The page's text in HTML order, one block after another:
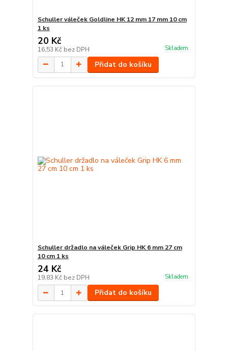
Schuller váleček Goldline HK 12 mm 17 mm 10 cm
1 ks
20 Kč
16,53 Kč bez DPH Skladem
Přidat do košíku
Schuller držadlo na váleček Grip HK 6 mm 27 cm
10 cm 1 ks
24 Kč
19,83 Kč bez DPH Skladem
Přidat do košíku